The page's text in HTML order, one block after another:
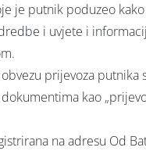
M/S
je putnik poduzeo
i uvjete i
prijevoza
kao
na adresu Od